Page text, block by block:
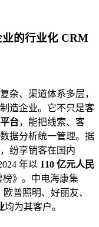
的行业化 CRM
杂、渠道体系多层，
造企业。它不只是客
台，能把线索、客
据分析统一管理。据
纷享销客在国内
年以 110 亿元人民
榜》。中电海康集
普照明、好丽友、
均为其客户。